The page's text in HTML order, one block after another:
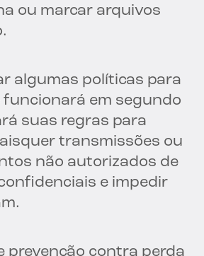
ou marcar arquivos
algumas políticas para
funcionará em segundo
suas regras para
transmissões ou
não autorizados de
e impedir
prevenção contra perda